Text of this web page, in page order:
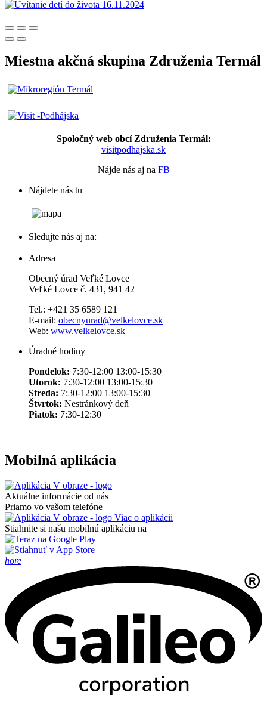
Miestna akčná skupina Združenia Termál
Spoločný web obcí Združenia Termál:
visitpodhajska.sk
Nájde nás aj na FB
Nájdete nás tu
Sledujte nás aj na:
Adresa
Obecný úrad Veľké Lovce
Veľké Lovce č. 431, 941 42
Tel.: +421 35 6589 121
E-mail: obecnyurad@velkelovce.sk
Web: www.velkelovce.sk
Úradné hodiny
Pondelok: 7:30-12:00 13:00-15:30
Utorok: 7:30-12:00 13:00-15:30
Streda: 7:30-12:00 13:00-15:30
Štvrtok: Nestránkový deň
Piatok: 7:30-12:30
Mobilná aplikácia
Aktuálne informácie od nás
Priamo vo vašom telefóne
Viac o aplikácii
Stiahnite si našu mobilnú aplikáciu na
hore